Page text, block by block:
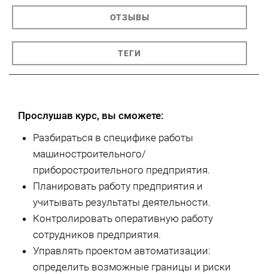
ОТЗЫВЫ
ТЕГИ
Прослушав курс, вы сможете:
Разбираться в специфике работы
машиностроительного/
приборостроительного предприятия.
Планировать работу предприятия и
учитывать результаты деятельности.
Контролировать оперативную работу
сотрудников предприятия.
Управлять проектом автоматизации:
определить возможные границы и риски